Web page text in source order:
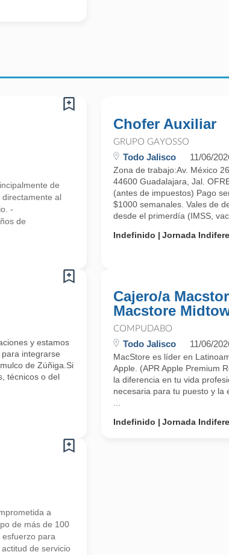
de
al
-
de
Chofer Auxiliar
GRUPO GAYOSSO
Todo Jalisco 11/06/
Zona de trabajo:Av. México
44600 Guadalajara, Jal.
(antes de impuestos) Pago
$1000 semanales. Vales de
desde el primerdía (IMSS,
Indefinido
Jornada
y estamos
integrarse
de Zúñiga.Si
técnicos o del
Cajero/a
Macstore
COMPUDABO
Todo Jalisco 11/06/
MacStore es líder en
Apple. (APR Apple Premium
la diferencia en tu vida
necesaria para tu puesto y la
Indefinido
Jornada
a
de más de 100
para
de servicio